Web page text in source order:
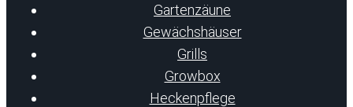
Gartenzäune
Gewächshäuser
Grills
Growbox
Heckenpflege